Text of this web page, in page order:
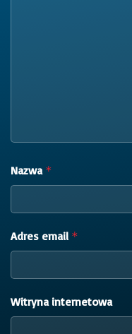
Nazwa *
Adres email *
Witryna internetowa